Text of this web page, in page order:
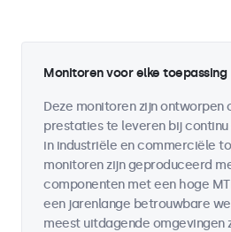
Monitoren voor elke toepassing
Deze monitoren zijn ontworpen
prestaties te leveren bij
in industriële en commerciële
monitoren zijn geproduceerd
componenten met een hoge
een jarenlange betrouwbare
meest uitdagende omgevingen